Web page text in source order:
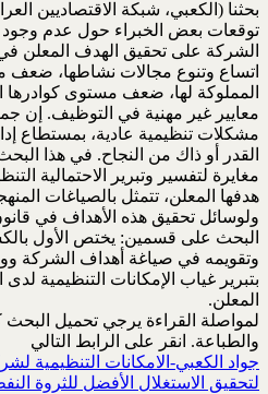
توقعات بعض الخبراء حول عدم وجود
الشركة على تحقيق الهدف المعلن
اتساع وتنوع مجالات نشاطها، ضعف
المملوكة لها، ضعف مستوى كوادرها
معايير غير مهنية في التوظيف. إن
مشكلات تنظيمية عادية، بمستطاع
القدر أو ذاك من النجاح. في هذا
مغايرة لتفسير وتبرير الاحتمالية
هدفها المعلن، تتمثل بالصياغات
ولوسائل تحقيق هذه الأهداف في
البحث على قسمين: يختص الأول
وتقويمه في صياغة أهداف الشركة
بتبرير غياب الإمكانات التنظيمية
المعلن.
لمواصلة القراءة يرجي تحميل
والطباعة. انقر على الرابط التالي
جواد الكعبي-الامكانات التنظيمية
لتحقيق الاستغلال الأفضل للثروة